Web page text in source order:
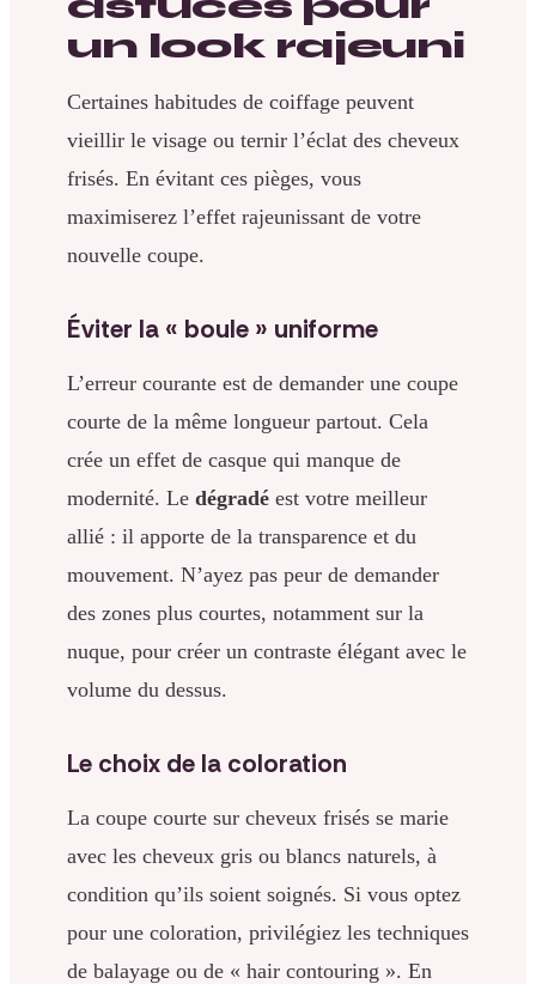
un look rajeuni
Certaines habitudes de coiffage peuvent
vieillir le visage ou ternir l’éclat des cheveux
frisés. En évitant ces pièges, vous
maximiserez l’effet rajeunissant de votre
nouvelle coupe.
Éviter la « boule » uniforme
L’erreur courante est de demander une coupe
courte de la même longueur partout. Cela
crée un effet de casque qui manque de
modernité. Le dégradé est votre meilleur
allié : il apporte de la transparence et du
mouvement. N’ayez pas peur de demander
des zones plus courtes, notamment sur la
nuque, pour créer un contraste élégant avec le
volume du dessus.
Le choix de la coloration
La coupe courte sur cheveux frisés se marie
avec les cheveux gris ou blancs naturels, à
condition qu’ils soient soignés. Si vous optez
pour une coloration, privilégiez les techniques
de balayage ou de « hair contouring ». En